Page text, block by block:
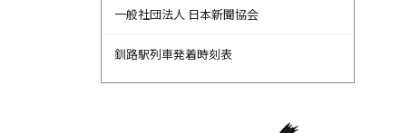
一般社団法人 日本新聞協会
釧路駅列車発着時刻表